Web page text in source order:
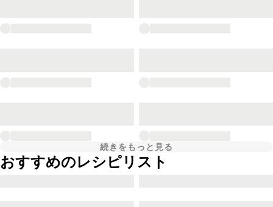
続きをもっと見る
おすすめのレシピリスト